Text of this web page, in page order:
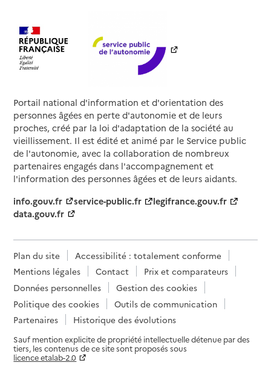
Portail national d'information et d'orientation des
personnes âgées en perte d'autonomie et de leurs
proches, créé par la loi d'adaptation de la société au
vieillissement. Il est édité et animé par le Service public
de l'autonomie, avec la collaboration de nombreux
partenaires engagés dans l'accompagnement et
l'information des personnes âgées et de leurs aidants.
info.gouv.fr
service-public.fr
legifrance.gouv.fr
data.gouv.fr
Plan du site
Accessibilité : totalement conforme
Mentions légales
Contact
Prix et comparateurs
Données personnelles
Gestion des cookies
Politique des cookies
Outils de communication
Partenaires
Historique des évolutions
Sauf mention explicite de propriété intellectuelle détenue par des
tiers, les contenus de ce site sont proposés sous
licence etalab-2.0